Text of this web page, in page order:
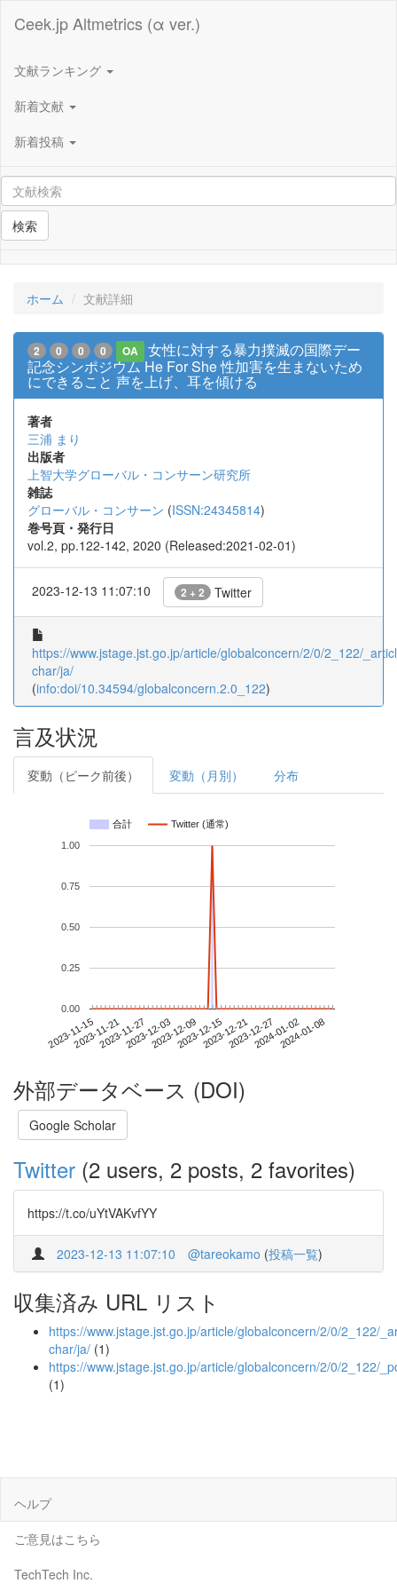
Ceek.jp Altmetrics (α ver.)
文献ランキング
新着文献
新着投稿
検索
ホーム 文献詳細
2 0 0 0 OA
女性に対する暴力撲滅の国際デー
記念シンポジウム He For She 性加害を生まないため
にできること 声を上げ、耳を傾ける
著者
三浦 まり
出版者
上智大学グローバル・コンサーン研究所
雑誌
グローバル・コンサーン (ISSN:24345814)
巻号頁・発行日
vol.2, pp.122-142, 2020 (Released:2021-02-01)
2023-12-13 11:07:10 2 + 2 Twitter
https://www.jstage.jst.go.jp/article/globalconcern/2/0/2_122/
char/ja/
(info:doi/10.34594/globalconcern.2.0_122)
言及状況
変動（ピーク前後） 変動（月別） 分布
合計 Twitter (通常)
2023-11-152023-11-212023-11-272023-12-032023-12-092023-12-152023-12-212023-12-272024-01-022024-01-08
0.00
0.25
0.50
0.75
1.00
外部データベース (DOI)
Google Scholar
Twitter (2 users, 2 posts, 2 favorites)
https://t.co/uYtVAKvfYY
2023-12-13 11:07:10 @tareokamo (投稿一覧)
収集済み URL リスト
https://www.jstage.jst.go.jp/article/globalconcern/2/0/2_122/
char/ja/ (1)
https://www.jstage.jst.go.jp/article/globalconcern/2/0/2_122/
(1)
ヘルプ
ご意見はこちら
TechTech Inc.